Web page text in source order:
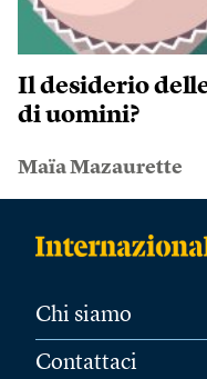
Il desiderio
di uomini?
Maïa Mazaurette
Chi siamo
Contattaci